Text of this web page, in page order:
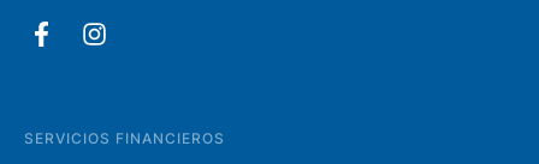
SERVICIOS FINANCIEROS